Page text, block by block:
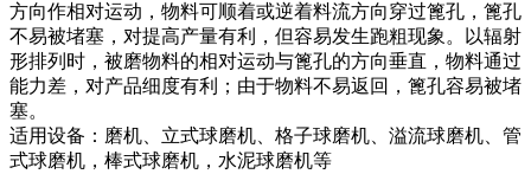
方向作相对运动，物料可顺着或逆着料流方向穿过篦孔，篦孔
不易被堵塞，对提高产量有利，但容易发生跑粗现象。以辐射
形排列时，被磨物料的相对运动与篦孔的方向垂直，物料通过
能力差，对产品细度有利；由于物料不易返回，篦孔容易被堵
塞。
适用设备：磨机、立式球磨机、格子球磨机、溢流球磨机、管
式球磨机，棒式球磨机，水泥球磨机等